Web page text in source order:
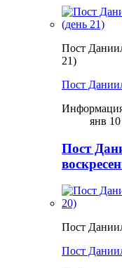
Пост
21)
Пост
янв
Пост
Пост
Пост